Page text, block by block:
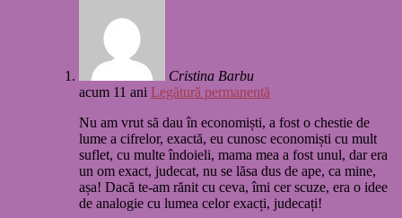
Cristina Barbu
acum 11 ani Legătură permanentă
Nu am vrut să dau în economiști, a fost o chestie de
lume a cifrelor, exactă, eu cunosc economiști cu mult
suflet, cu multe îndoieli, mama mea a fost unul, dar era
un om exact, judecat, nu se lăsa dus de ape, ca mine,
așa! Dacă te-am rănit cu ceva, îmi cer scuze, era o idee
de analogie cu lumea celor exacți, judecați!